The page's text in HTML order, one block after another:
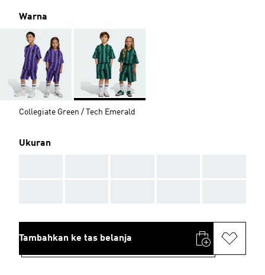
Warna
Collegiate Green / Tech Emerald
Ukuran
Tambahkan ke tas belanja